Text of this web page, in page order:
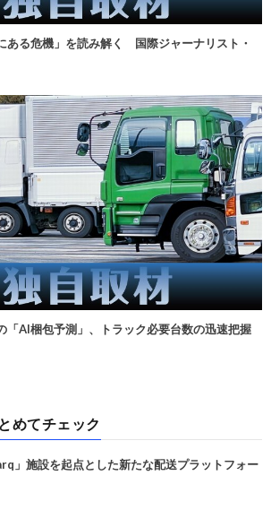
ある危機」を読み解く 国際ジャーナリスト・
「AI梱包予測」、トラック必要台数の迅速把握
めてチェック
」施設を起点とした新たな配送プラットフォー